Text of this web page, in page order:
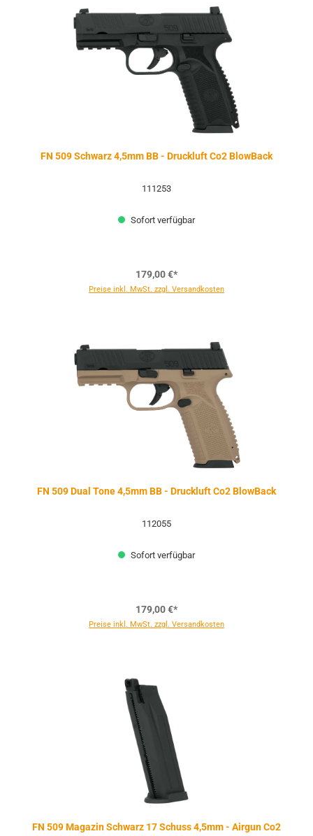
FN 509 Schwarz 4,5mm BB - Druckluft Co2 BlowBack
111253
Sofort verfügbar
179,00 €*
Preise inkl. MwSt. zzgl. Versandkosten
FN 509 Dual Tone 4,5mm BB - Druckluft Co2 BlowBack
112055
Sofort verfügbar
179,00 €*
Preise inkl. MwSt. zzgl. Versandkosten
FN 509 Magazin Schwarz 17 Schuss 4,5mm - Airgun Co2